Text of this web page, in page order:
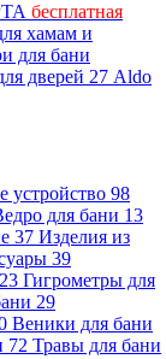
бесплатная
хамам и
для бани
дверей 27 Aldo
устройство 98
для бани 13
37 Изделия из
39
23 Гигрометры для
29
Веники для бани
72 Травы для бани